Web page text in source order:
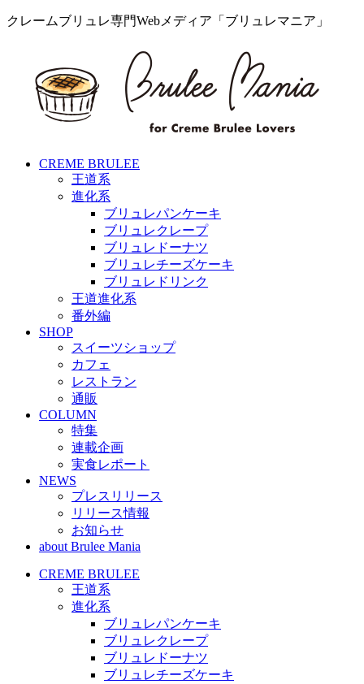
クレームブリュレ専門Webメディア「ブリュレマニア」
CREME BRULEE
王道系
進化系
ブリュレパンケーキ
ブリュレクレープ
ブリュレドーナツ
ブリュレチーズケーキ
ブリュレドリンク
王道進化系
番外編
SHOP
スイーツショップ
カフェ
レストラン
通販
COLUMN
特集
連載企画
実食レポート
NEWS
プレスリリース
リリース情報
お知らせ
about Brulee Mania
CREME BRULEE
王道系
進化系
ブリュレパンケーキ
ブリュレクレープ
ブリュレドーナツ
ブリュレチーズケーキ